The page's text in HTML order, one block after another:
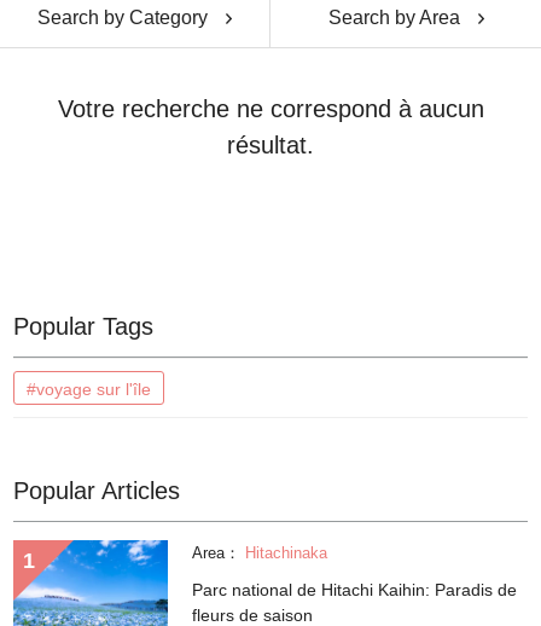
Search by Category Search by Area
Votre recherche ne correspond à aucun
résultat.
Popular Tags
#voyage sur l'île
Popular Articles
Area： Hitachinaka
Parc national de Hitachi Kaihin: Paradis de
fleurs de saison